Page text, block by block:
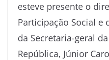
esteve presente o
Participação Social e
da Secretaria-geral
República, Júnior